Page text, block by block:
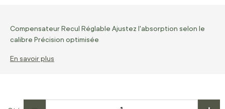
Compensateur Recul Réglable Ajustez l'absorption selon le
calibre Précision optimisée
En savoir plus